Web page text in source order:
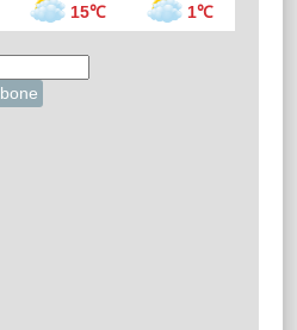
15℃ 1℃